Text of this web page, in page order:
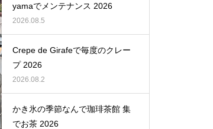
yamaでメンテナンス 2026
2026.08.5
Crepe de Girafeで毎度のクレー
プ 2026
2026.08.2
かき氷の季節なんで珈琲茶館 集
でお茶 2026